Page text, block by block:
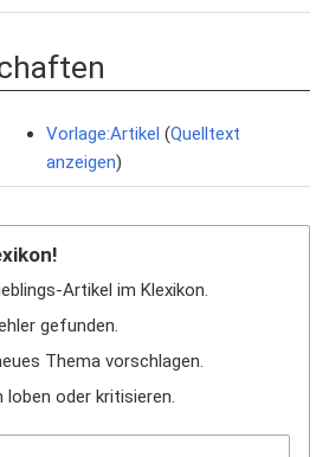
Vorlage:Artikel (Quelltext
anzeigen)
Artikel im Klexikon.
gefunden.
Thema vorschlagen.
oder kritisieren.